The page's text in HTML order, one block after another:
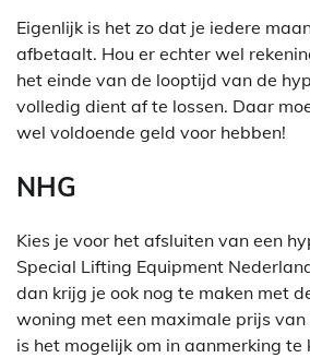
Eigenlijk is het zo dat je iedere
afbetaalt. Hou er echter wel
het einde van de looptijd van de
volledig dient af te lossen. Daar
wel voldoende geld voor hebben!
NHG
Kies je voor het afsluiten van een
Special Lifting Equipment
dan krijg je ook nog te maken met
woning met een maximale prijs
is het mogelijk om in aanmerking te